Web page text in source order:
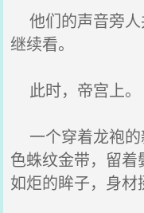
他们的声音旁人
继续看。
此时，帝宫上。
一个穿着龙袍的
色蛛纹金带，留
如炬的眸子，身材